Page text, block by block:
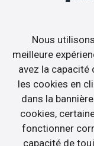
Nous
meilleure
avez la capacité
les cookies en
dans la
cookies,
fonctionner
capacité de